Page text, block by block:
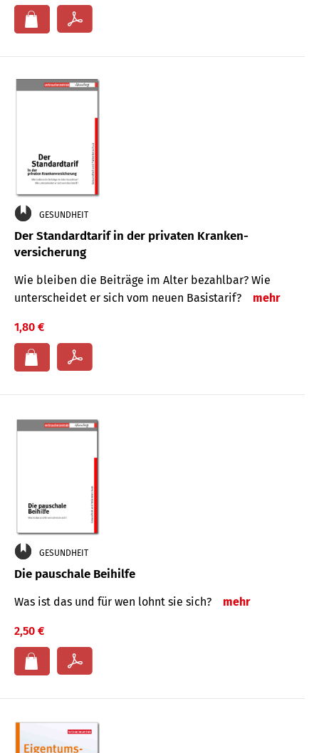
GESUNDHEIT
Der Standard­tarif in der privaten Kranken­
versicherung
Wie bleiben die Beiträge im Alter bezahlbar? Wie
unterscheidet er sich vom neuen Basistarif?
mehr
1,80 €
GESUNDHEIT
Die pauschale Beihilfe
Was ist das und für wen lohnt sie sich? mehr
2,50 €